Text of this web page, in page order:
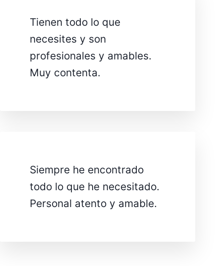
Tienen todo lo que
necesites y son
profesionales y amables.
Muy contenta.
Siempre he encontrado
todo lo que he necesitado.
Personal atento y amable.